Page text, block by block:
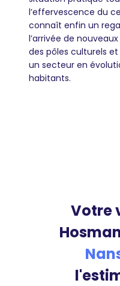
l’effervescence du
connaît enfin un
l’arrivée de
des pôles culturels
un secteur en
habitants.
Votre